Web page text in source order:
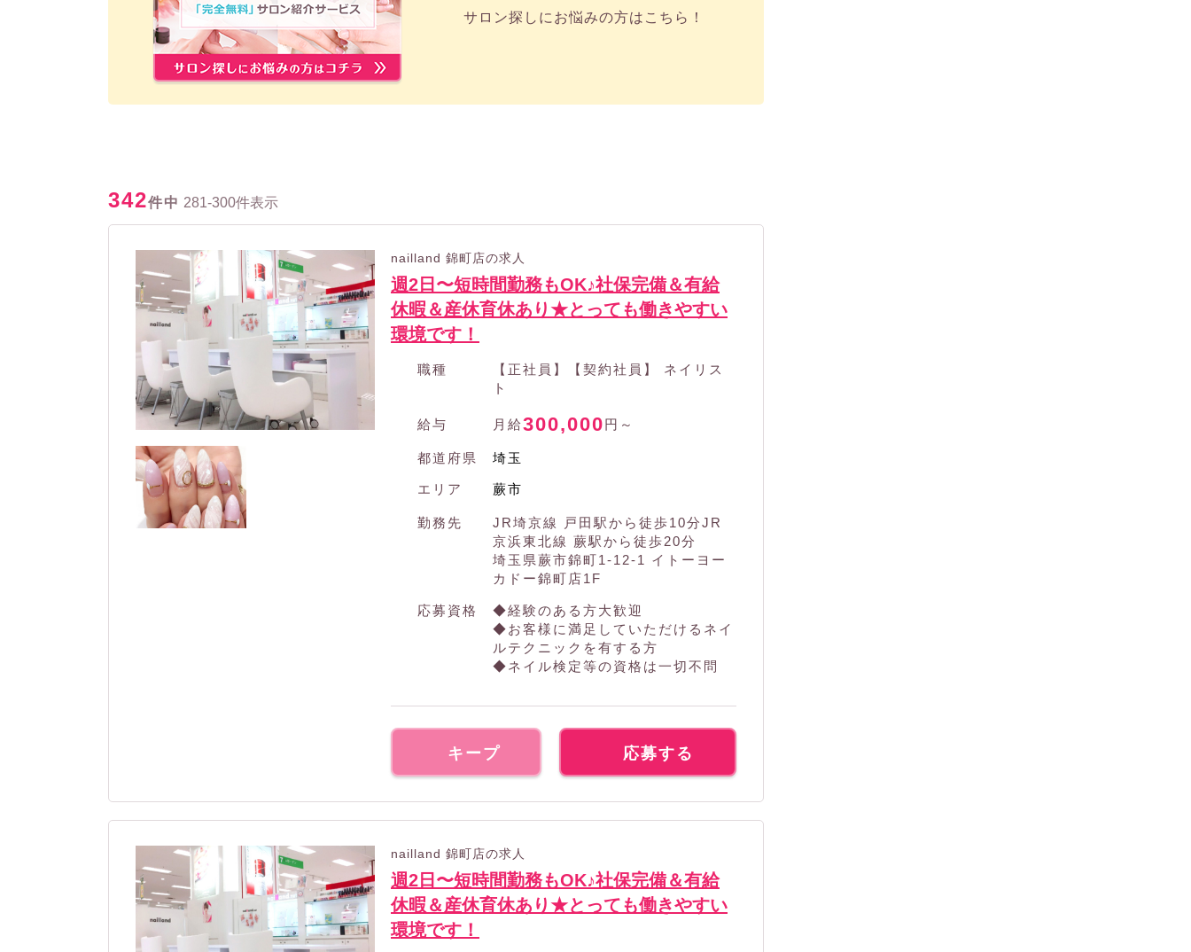
サロン探しにお悩みの方はこちら！
342件中 281-300件表示
nailland 錦町店の求人
週2日〜短時間勤務もOK♪社保完備＆有給
休暇＆産休育休あり★とっても働きやすい
環境です！
職種
【正社員】【契約社員】 ネイリス
ト
給与 月給300,000円～
都道府県 埼玉
エリア 蕨市
勤務先
JR埼京線 戸田駅から徒歩10分JR
京浜東北線 蕨駅から徒歩20分
埼玉県蕨市錦町1-12-1 イトーヨー
カドー錦町店1F
応募資格
◆経験のある方大歓迎
◆お客様に満足していただけるネイ
ルテクニックを有する方
◆ネイル検定等の資格は一切不問
キープ 応募する
nailland 錦町店の求人
週2日〜短時間勤務もOK♪社保完備＆有給
休暇＆産休育休あり★とっても働きやすい
環境です！